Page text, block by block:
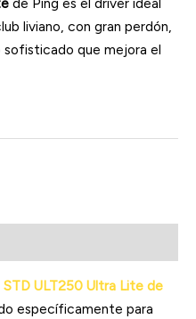
liviano, con gran perdón,
sofisticado que mejora el
STD ULT250 Ultra Lite de
específicamente para